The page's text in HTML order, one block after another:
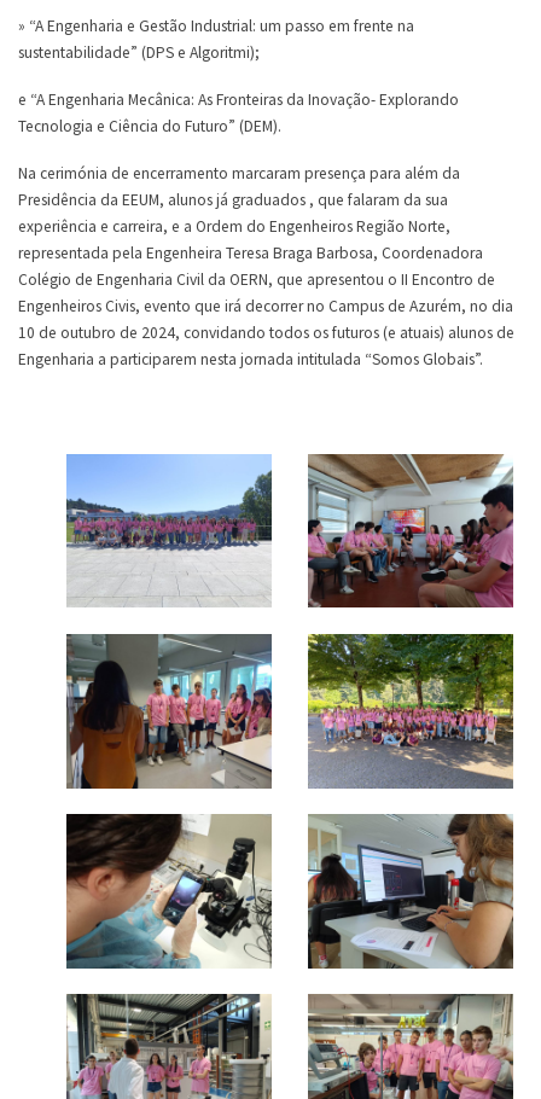
» “A Engenharia e Gestão Industrial: um passo em frente na
sustentabilidade” (DPS e Algoritmi);
e “A Engenharia Mecânica: As Fronteiras da Inovação- Explorando
Tecnologia e Ciência do Futuro” (DEM).
Na cerimónia de encerramento marcaram presença para além da
Presidência da EEUM, alunos já graduados , que falaram da sua
experiência e carreira, e a Ordem do Engenheiros Região Norte,
representada pela Engenheira Teresa Braga Barbosa, Coordenadora
Colégio de Engenharia Civil da OERN, que apresentou o II Encontro de
Engenheiros Civis, evento que irá decorrer no Campus de Azurém, no dia
10 de outubro de 2024, convidando todos os futuros (e atuais) alunos de
Engenharia a participarem nesta jornada intitulada “Somos Globais”.